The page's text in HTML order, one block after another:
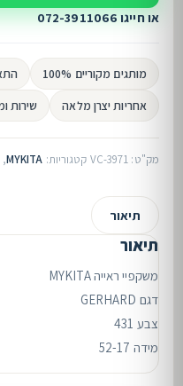
או חייגו 072-3911066
מותגים מקוריים 100%
אחריות יצרן מלאה
שירות
מק"ט: VC-3971 קטגוריות: MYKITA
,
תיאור
תיאור
משקפיי ראייה MYKITA
דגם GERHARD
צבע 431
מידה 52-17